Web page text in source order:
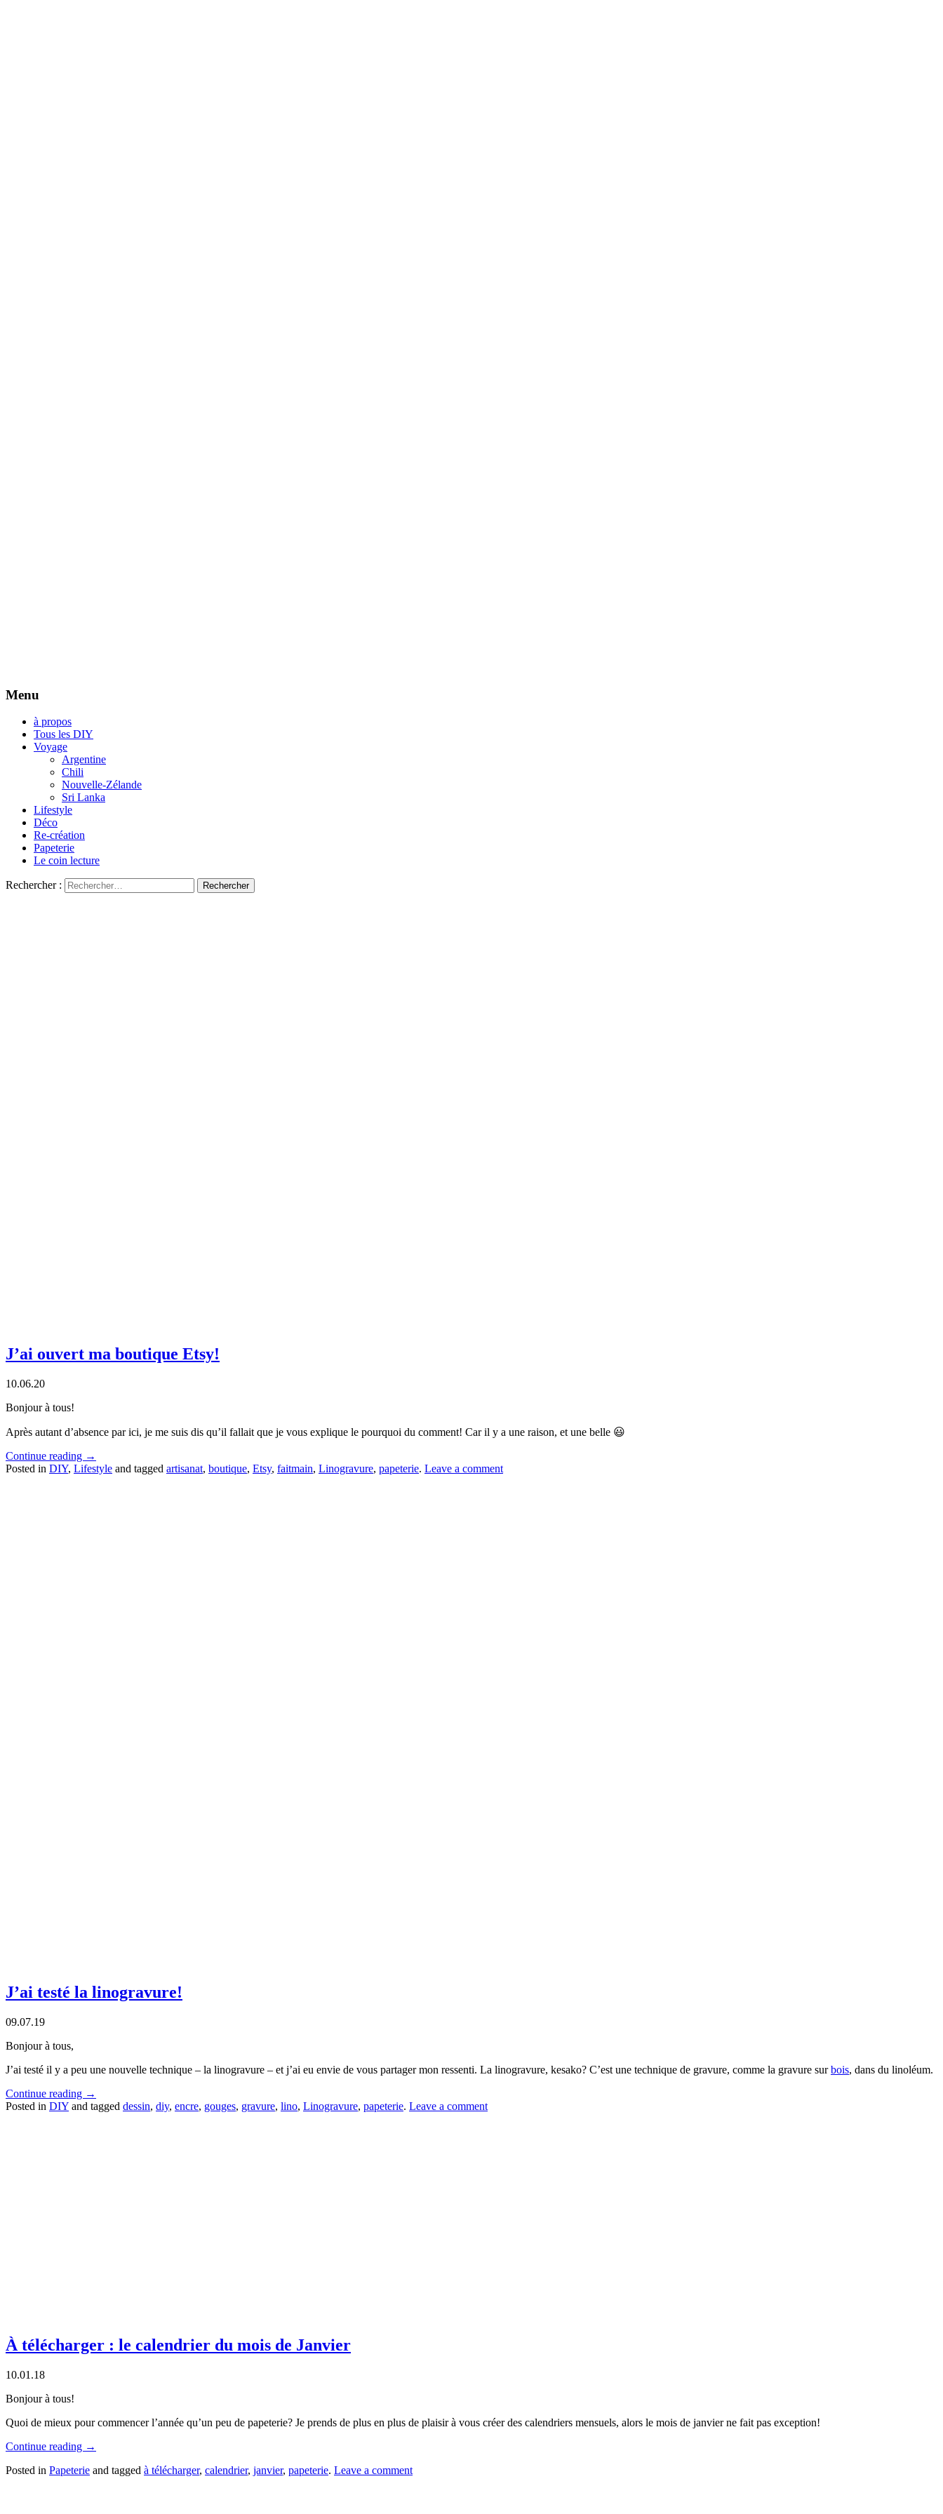
Menu
à propos
Tous les DIY
Voyage
Argentine
Chili
Nouvelle-Zélande
Sri Lanka
Lifestyle
Déco
Re-création
Papeterie
Le coin lecture
Rechercher :
J’ai ouvert ma boutique Etsy!
10.06.20
Bonjour à tous!
Après autant d’absence par ici, je me suis dis qu’il fallait que je vous explique le pourquoi du comment! Car il y a une raison, et une belle 😃
Continue reading →
Posted in DIY, Lifestyle and tagged artisanat, boutique, Etsy, faitmain, Linogravure, papeterie. Leave a comment
J’ai testé la linogravure!
09.07.19
Bonjour à tous,
J’ai testé il y a peu une nouvelle technique – la linogravure – et j’ai eu envie de vous partager mon ressenti. La linogravure, kesako? C’est une technique de gravure, comme la gravure surbois, dans du linoléum.
Continue reading →
Posted in DIY and tagged dessin, diy, encre, gouges, gravure, lino, Linogravure, papeterie. Leave a comment
À télécharger : le calendrier du mois de Janvier
10.01.18
Bonjour à tous!
Quoi de mieux pour commencer l’année qu’un peu de papeterie? Je prends de plus en plus de plaisir à vous créer des calendriers mensuels, alors le mois de janvier ne fait pas exception!
Continue reading →
Posted in Papeterie and tagged à télécharger, calendrier, janvier, papeterie. Leave a comment